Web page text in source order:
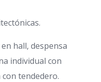
hall, despensa
individual con
tendedero.